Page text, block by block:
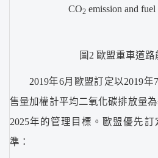
CO2 emission and
圖2 歐盟重車道
2019年6月歐盟訂定以2019
售量加權計平均二氧化碳排放量
2025年的管理目標。歐盟優先
準：